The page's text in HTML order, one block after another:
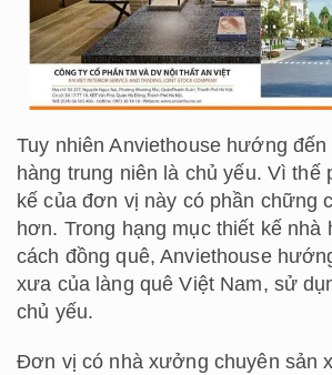
Tuy nhiên Anviethouse hướng đến
hàng trung niên là chủ yếu. Vì thế
kế của đơn vị này có phần chững
hơn. Trong hạng mục thiết kế nhà
cách đồng quê, Anviethouse
xưa của làng quê Việt Nam, sử
chủ yếu.
Đơn vị có nhà xưởng chuyên sản